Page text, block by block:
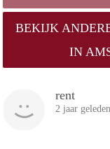
BEKIJK
IN
rent
2 jaar